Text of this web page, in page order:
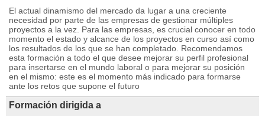
El actual dinamismo del mercado da lugar a una creciente
necesidad por parte de las empresas de gestionar múltiples
proyectos a la vez. Para las empresas, es crucial conocer en todo
momento el estado y alcance de los proyectos en curso así como
los resultados de los que se han completado. Recomendamos
esta formación a todo el que desee mejorar su perfil profesional
para insertarse en el mundo laboral o para mejorar su posición
en el mismo: este es el momento más indicado para formarse
ante los retos que supone el futuro
Formación dirigida a